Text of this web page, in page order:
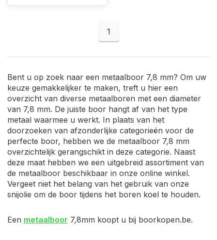
1
Bent u op zoek naar een metaalboor 7,8 mm? Om uw
keuze gemakkelijker te maken, treft u hier een
overzicht van diverse metaalboren met een diameter
van 7,8 mm. De juiste boor hangt af van het type
metaal waarmee u werkt. In plaats van het
doorzoeken van afzonderlijke categorieën voor de
perfecte boor, hebben we de metaalboor 7,8 mm
overzichtelijk gerangschikt in deze categorie. Naast
deze maat hebben we een uitgebreid assortiment van
de metaalboor beschikbaar in onze online winkel.
Vergeet niet het belang van het gebruik van onze
snijolie om de boor tijdens het boren koel te houden.
Een metaalboor 7,8mm koopt u bij boorkopen.be.